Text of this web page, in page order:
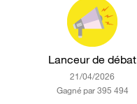
Lanceur de débat
‎21/04/2026
Gagné par 395 494